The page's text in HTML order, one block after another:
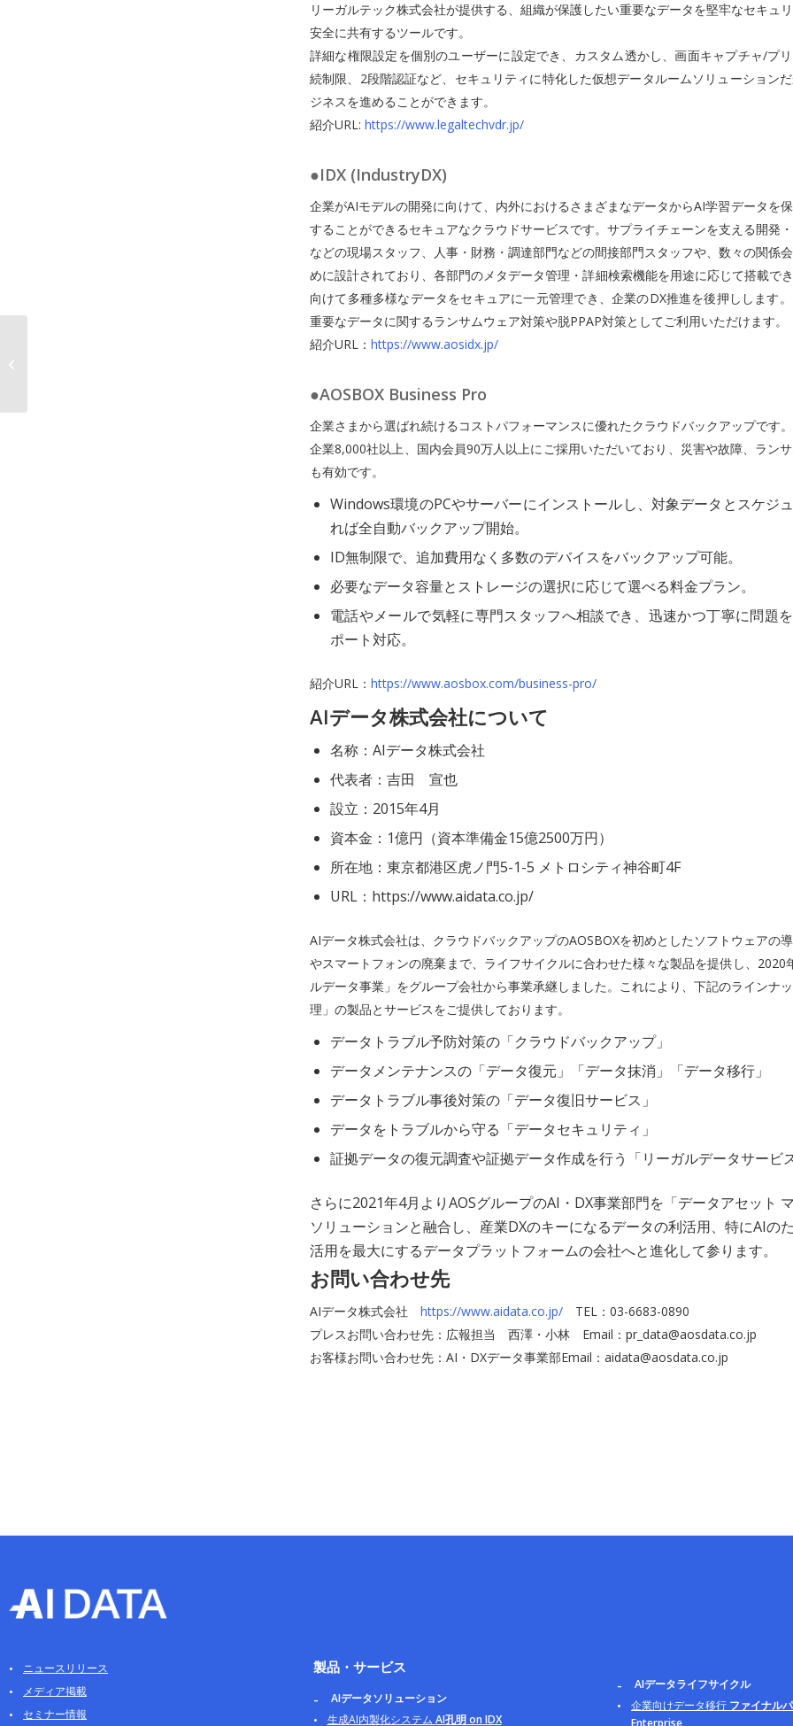
リーガルテック株式会社が提供する、組織が保護したい重要なデータを堅牢なセキュ
安全に共有するツールです。
詳細な権限設定を個別のユーザーに設定でき、カスタム透かし、画面キャプチャ/プ
続制限、2段階認証など、セキュリティに特化した仮想データルームソリューション
ジネスを進めることができます。
紹介URL: https://www.legaltechvdr.jp/
●IDX (IndustryDX)
企業がAIモデルの開発に向けて、内外におけるさまざまなデータからAI学習データを
することができるセキュアなクラウドサービスです。サプライチェーンを支える開発
などの現場スタッフ、人事・財務・調達部門などの間接部門スタッフや、数々の関係
めに設計されており、各部門のメタデータ管理・詳細検索機能を用途に応じて搭載で
向けて多種多様なデータをセキュアに一元管理でき、企業のDX推進を後押しします
重要なデータに関するランサムウェア対策や脱PPAP対策としてご利用いただけます。
紹介URL： https://www.aosidx.jp/
●AOSBOX Business Pro
企業さまから選ばれ続けるコストパフォーマンスに優れたクラウドバックアップです。
企業8,000社以上、国内会員90万人以上にご採用いただいており、災害や故障、ラン
も有効です。
Windows環境のPCやサーバーにインストールし、対象データとスケジ
れば全自動バックアップ開始。
ID無制限で、追加費用なく多数のデバイスをバックアップ可能。
必要なデータ容量とストレージの選択に応じて選べる料金プラン。
電話やメールで気軽に専門スタッフへ相談でき、迅速かつ丁寧に問題
ポート対応。
紹介URL： https://www.aosbox.com/business-pro/
AIデータ株式会社について
名称：AIデータ株式会社
代表者：吉田 宣也
設立：2015年4月
資本金：1億円（資本準備金15億2500万円）
所在地：東京都港区虎ノ門5-1-5 メトロシティ神谷町4F
URL：https://www.aidata.co.jp/
AIデータ株式会社は、クラウドバックアップのAOSBOXを初めとしたソフトウェアの
やスマートフォンの廃棄まで、ライフサイクルに合わせた様々な製品を提供し、2020
ルデータ事業」をグループ会社から事業承継しました。これにより、下記のラインナ
理」の製品とサービスをご提供しております。
データトラブル予防対策の「クラウドバックアップ」
データメンテナンスの「データ復元」「データ抹消」「データ移行」
データトラブル事後対策の「データ復旧サービス」
データをトラブルから守る「データセキュリティ」
証拠データの復元調査や証拠データ作成を行う「リーガルデータサービ
さらに2021年4月よりAOSグループのAI・DX事業部門を「データアセット
ソリューションと融合し、産業DXのキーになるデータの利活用、特にAIの
活用を最大にするデータプラットフォームの会社へと進化して参ります。
お問い合わせ先
AIデータ株式会社 https://www.aidata.co.jp/ TEL：03-6683-0890
プレスお問い合わせ先：広報担当 西澤・小林 Email：pr_data@aosdata.co.jp
お客様お問い合わせ先：AI・DXデータ事業部Email：aidata@aosdata.co.jp
ニュースリリース
メディア掲載
セミナー情報
製品・サービス
AIデータソリューション
生成AI内製化システム AI孔明 on IDX
AIデータライフサイクル
企業向けデータ移行 ファイナル
Enterprise